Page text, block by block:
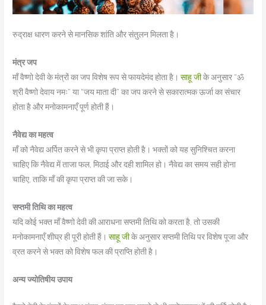
रुद्राक्ष धारण करने से मानसिक शांति और संतुलन मिलता है।
मंत्र जप
माँ वैष्णो देवी के मंत्रों का जप विशेष रूप से फायदेमंद होता है।साहू जीके अनुसार “ॐ
श्री वैष्णो देवाय नमः” या “जय माता दी” का जप करने से सकारात्मक ऊर्जा का संचार
होता है और मनोकामनाएँ पूर्ण होती हैं।
नैवेद्य का महत्व
माँ को नैवेद्य अर्पित करने से भी कृपा प्राप्त होती है। भक्तों को यह सुनिश्चित करना
चाहिए कि नैवेद्य में ताजा फल, मिठाई और दही शामिल हो। नैवेद्य का समय सही होना
चाहिए, ताकि माँ की कृपा प्राप्त की जा सके।
सप्तमी तिथि का महत्व
यदि कोई भक्त माँ वैष्णो देवी की आराधना सप्तमी तिथि को करता है, तो उसकी
मनोकामनाएँ शीघ्र ही पूरी होती हैं।साहू जीके अनुसार सप्तमी तिथि पर विशेष पूजा और
व्रत करने से भक्त को विशेष फल की प्राप्ति होती है।
अन्य ज्योतिषीय उपाय